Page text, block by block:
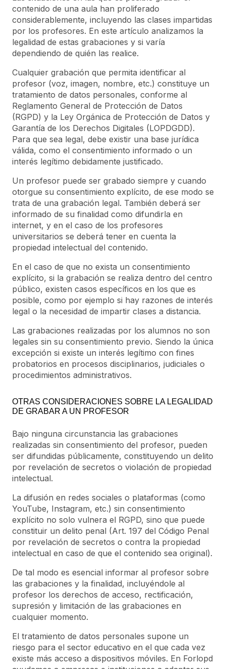
contenido de una aula han proliferado
considerablemente, incluyendo las clases impartidas
por los profesores. En este artículo analizamos la
legalidad de estas grabaciones y si varía
dependiendo de quién las realice.
Cualquier grabación que permita identificar al
profesor (voz, imagen, nombre, etc.) constituye un
tratamiento de datos personales, conforme al
Reglamento General de Protección de Datos
(RGPD) y la Ley Orgánica de Protección de Datos y
Garantía de los Derechos Digitales (LOPDGDD).
Para que sea legal, debe existir una base jurídica
válida, como el consentimiento informado o un
interés legítimo debidamente justificado.
Un profesor puede ser grabado siempre y cuando
otorgue su consentimiento explícito, de ese modo se
trata de una grabación legal. También deberá ser
informado de su finalidad como difundirla en
internet, y en el caso de los profesores
universitarios se deberá tener en cuenta la
propiedad intelectual del contenido.
En el caso de que no exista un consentimiento
explícito, si la grabación se realiza dentro del centro
público, existen casos específicos en los que es
posible, como por ejemplo si hay razones de interés
legal o la necesidad de impartir clases a distancia.
Las grabaciones realizadas por los alumnos no son
legales sin su consentimiento previo. Siendo la única
excepción si existe un interés legítimo con fines
probatorios en procesos disciplinarios, judiciales o
procedimientos administrativos.
OTRAS CONSIDERACIONES SOBRE LA LEGALIDAD
DE GRABAR A UN PROFESOR
Bajo ninguna circunstancia las grabaciones
realizadas sin consentimiento del profesor, pueden
ser difundidas públicamente, constituyendo un delito
por revelación de secretos o violación de propiedad
intelectual.
La difusión en redes sociales o plataformas (como
YouTube, Instagram, etc.) sin consentimiento
explícito no solo vulnera el RGPD, sino que puede
constituir un delito penal (Art. 197 del Código Penal
por revelación de secretos o contra la propiedad
intelectual en caso de que el contenido sea original).
De tal modo es esencial informar al profesor sobre
las grabaciones y la finalidad, incluyéndole al
profesor los derechos de acceso, rectificación,
supresión y limitación de las grabaciones en
cualquier momento.
El tratamiento de datos personales supone un
riesgo para el sector educativo en el que cada vez
existe más acceso a dispositivos móviles. En Forlopd